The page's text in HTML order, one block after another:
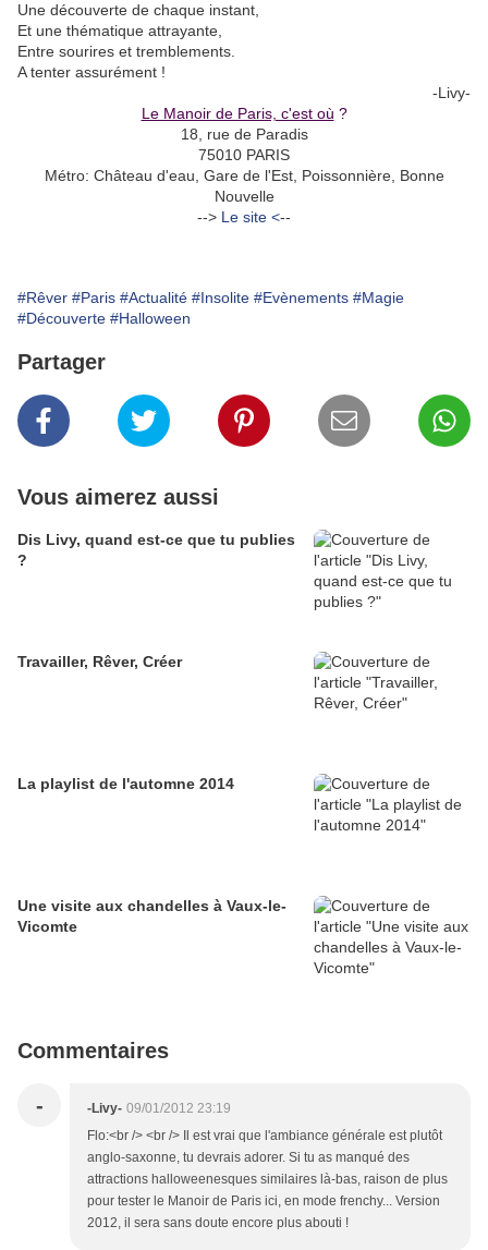
Une découverte de chaque instant,
Et une thématique attrayante,
Entre sourires et tremblements.
A tenter assurément !
-Livy-
Le Manoir de Paris, c'est où ?
18, rue de Paradis
75010 PARIS
Métro: Château d'eau, Gare de l'Est, Poissonnière, Bonne
Nouvelle
--> Le site <--
#Rêver #Paris #Actualité #Insolite #Evènements #Magie
#Découverte #Halloween
Partager
Vous aimerez aussi
Dis Livy, quand est-ce que tu publies
?
Travailler, Rêver, Créer
La playlist de l'automne 2014
Une visite aux chandelles à Vaux-le-
Vicomte
Commentaires
- -Livy- 09/01/2012 23:19
Flo:<br /> <br /> Il est vrai que l'ambiance générale est plutôt
anglo-saxonne, tu devrais adorer. Si tu as manqué des
attractions halloweenesques similaires là-bas, raison de plus
pour tester le Manoir de Paris ici, en mode frenchy... Version
2012, il sera sans doute encore plus abouti !